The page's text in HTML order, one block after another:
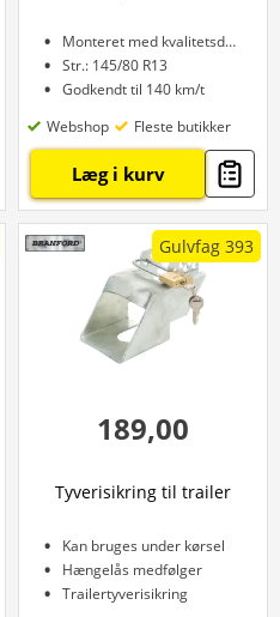
Monteret med kvalitetsdæk
Str.: 145/80 R13
Godkendt til 140 km/t
Webshop
Fleste butikker
Læg i kurv
Gulvfag 393
189,00
Tyverisikring til trailer
Kan bruges under kørsel
Hængelås medfølger
Trailertyverisikring